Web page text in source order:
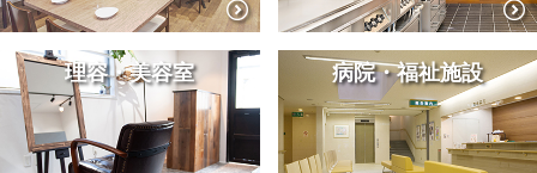
理容・美容室 病院・福祉施設